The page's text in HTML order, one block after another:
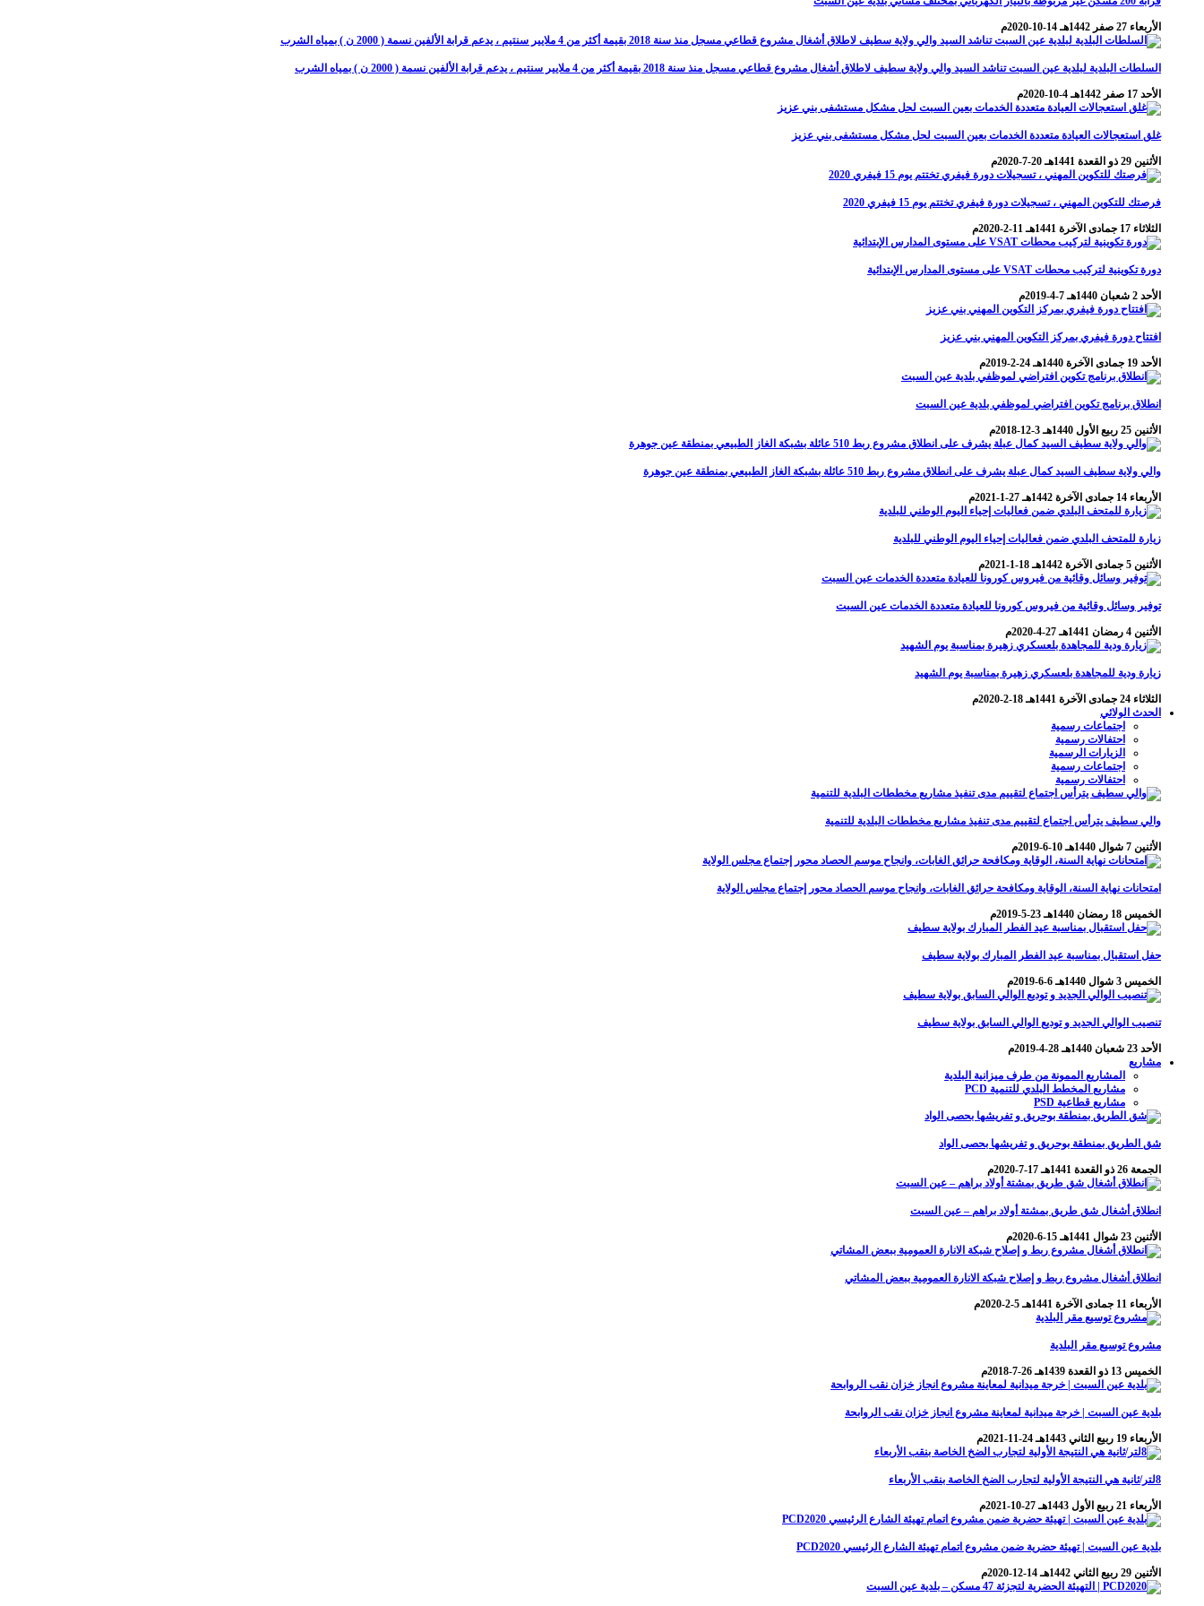
الأربعاء 27 صفر 1442هـ 14-10-2020م
السلطات البلدية لبلدية عين السبت تناشد السيد والي ولاية سطيف لاطلاق أشغال مشروع قطاعي مسجل منذ سنة 2018 بقيمة أكثر من 4 ملايير سنتيم ، يدعم قرابة الألفين نسمة ( 2000 ن ) بمياه الشرب
الأحد 17 صفر 1442هـ 4-10-2020م
غلق استعجالات العيادة متعددة الخدمات بعين السبت لحل مشكل مستشفى بني عزيز
الأثنين 29 ذو القعدة 1441هـ 20-7-2020م
فرصتك للتكوين المهني ، تسجيلات دورة فيفري تختتم يوم 15 فيفري 2020
الثلاثاء 17 جمادى الآخرة 1441هـ 11-2-2020م
دورة تكوينية لتركيب محطات VSAT على مستوى المدارس الإبتدائية
الأحد 2 شعبان 1440هـ 7-4-2019م
افتتاح دورة فيفري بمركز التكوين المهني بني عزيز
الأحد 19 جمادى الآخرة 1440هـ 24-2-2019م
انطلاق برنامج تكوين افتراضي لموظفي بلدية عين السبت
الأثنين 25 ربيع الأول 1440هـ 3-12-2018م
والي ولاية سطيف السيد كمال عبلة يشرف على انطلاق مشروع ربط 510 عائلة بشبكة الغاز الطبيعي بمنطقة عين جوهرة
الأربعاء 14 جمادى الآخرة 1442هـ 27-1-2021م
زيارة للمتحف البلدي ضمن فعاليات إحياء اليوم الوطني للبلدية
الأثنين 5 جمادى الآخرة 1442هـ 18-1-2021م
توفير وسائل وقائية من فيروس كورونا للعيادة متعددة الخدمات عين السبت
الأثنين 4 رمضان 1441هـ 27-4-2020م
زيارة ودية للمجاهدة بلعسكري زهيرة بمناسبة يوم الشهيد
الثلاثاء 24 جمادى الآخرة 1441هـ 18-2-2020م
الحدث الولائي
اجتماعات رسمية
احتفالات رسمية
الزيارات الرسمية
اجتماعات رسمية
احتفالات رسمية
والي سطيف يترأس اجتماع لتقييم مدى تنفيذ مشاريع مخططات البلدية للتنمية
الأثنين 7 شوال 1440هـ 10-6-2019م
امتحانات نهاية السنة، الوقاية ومكافحة حرائق الغابات، وانجاح موسم الحصاد محور إجتماع مجلس الولاية
الخميس 18 رمضان 1440هـ 23-5-2019م
حفل استقبال بمناسبة عيد الفطر المبارك بولاية سطيف
الخميس 3 شوال 1440هـ 6-6-2019م
تنصيب الوالي الجديد و توديع الوالي السابق بولاية سطيف
الأحد 23 شعبان 1440هـ 28-4-2019م
مشاريع
المشاريع الممونة من طرف ميزانية البلدية
مشاريع المخطط البلدي للتنمية PCD
مشاريع قطاعية PSD
شق الطريق بمنطقة بوحريق و تفريشها بحصى الواد
الجمعة 26 ذو القعدة 1441هـ 17-7-2020م
انطلاق أشغال شق طريق بمشتة أولاد براهم – عين السبت
الأثنين 23 شوال 1441هـ 15-6-2020م
انطلاق أشغال مشروع ربط و إصلاح شبكة الانارة العمومية ببعض المشاتي
الأربعاء 11 جمادى الآخرة 1441هـ 5-2-2020م
مشروع توسيع مقر البلدية
الخميس 13 ذو القعدة 1439هـ 26-7-2018م
بلدية عين السبت | خرجة ميدانية لمعاينة مشروع انجاز خزان نقب الروابحة
الأربعاء 19 ربيع الثاني 1443هـ 24-11-2021م
8لتر/ثانية هي النتيجة الأولية لتجارب الضخ الخاصة بنقب الأربعاء
الأربعاء 21 ربيع الأول 1443هـ 27-10-2021م
بلدية عين السبت | تهيئة حضرية ضمن مشروع اتمام تهيئة الشارع الرئيسي PCD2020
الأثنين 29 ربيع الثاني 1442هـ 14-12-2020م